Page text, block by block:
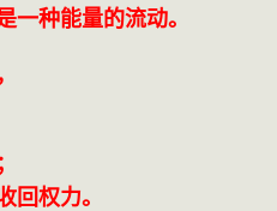
一种能量的流动。
回权力。